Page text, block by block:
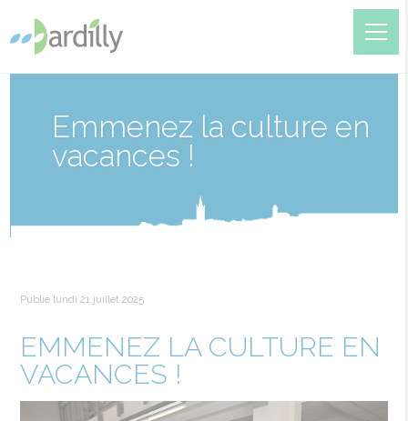
Emmenez la culture en
vacances !
Publié lundi 21 juillet 2025
EMMENEZ LA CULTURE EN
VACANCES !